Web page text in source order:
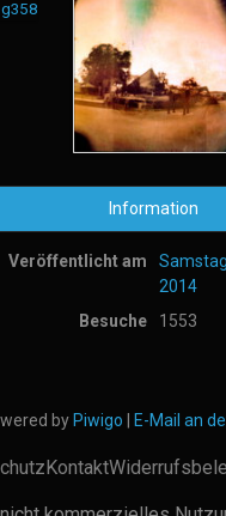
Information
Veröffentlicht am
2014
Besuche
1553
by Piwigo E-Mail an
Kontakt